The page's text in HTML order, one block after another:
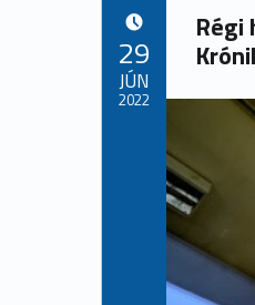
Régi
29
JÚN
2022